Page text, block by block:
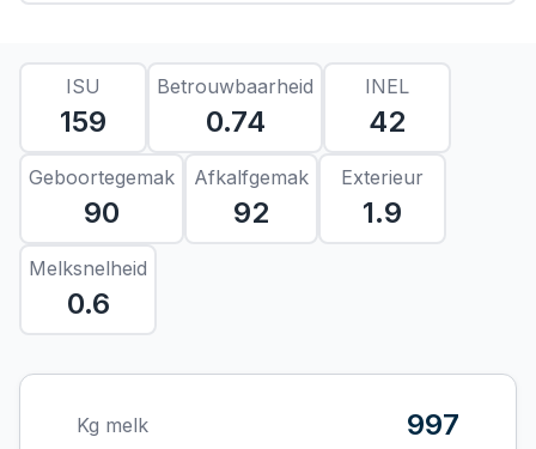
ISU
159
Betrouwbaarheid
0.74
INEL
42
Geboortegemak
90
Afkalfgemak
92
Exterieur
1.9
Melksnelheid
0.6
Kg melk 997